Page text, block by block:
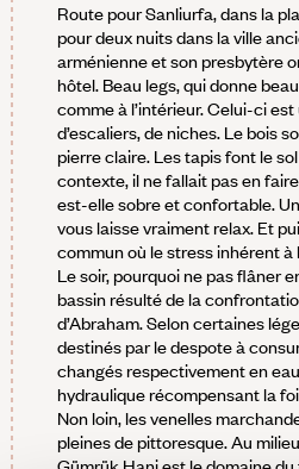
Route pour Sanliurfa, dans la
pour deux nuits dans la ville
arménienne et son presbytère
hôtel. Beau legs, qui donne
comme à l’intérieur. Celui-ci
d’escaliers, de niches. Le bois
pierre claire. Les tapis font le
contexte, il ne fallait pas en
est-elle sobre et confortable.
vous laisse vraiment relax. Et
commun où le stress inhérent à
Le soir, pourquoi ne pas flâner
bassin résulté de la
d’Abraham. Selon certaines
destinés par le despote à
changés respectivement en
hydraulique récompensant la
Non loin, les venelles
pleines de pittoresque. Au